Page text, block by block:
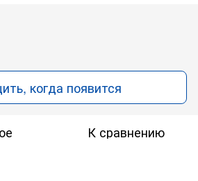
когда появится
К сравнению